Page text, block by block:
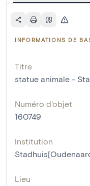
INFORMATIONS DE
Titre
statue animale -
Numéro d'objet
160749
Institution
Lieu